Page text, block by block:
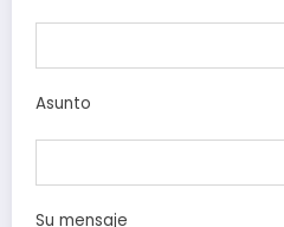
Asunto
Su mensaje